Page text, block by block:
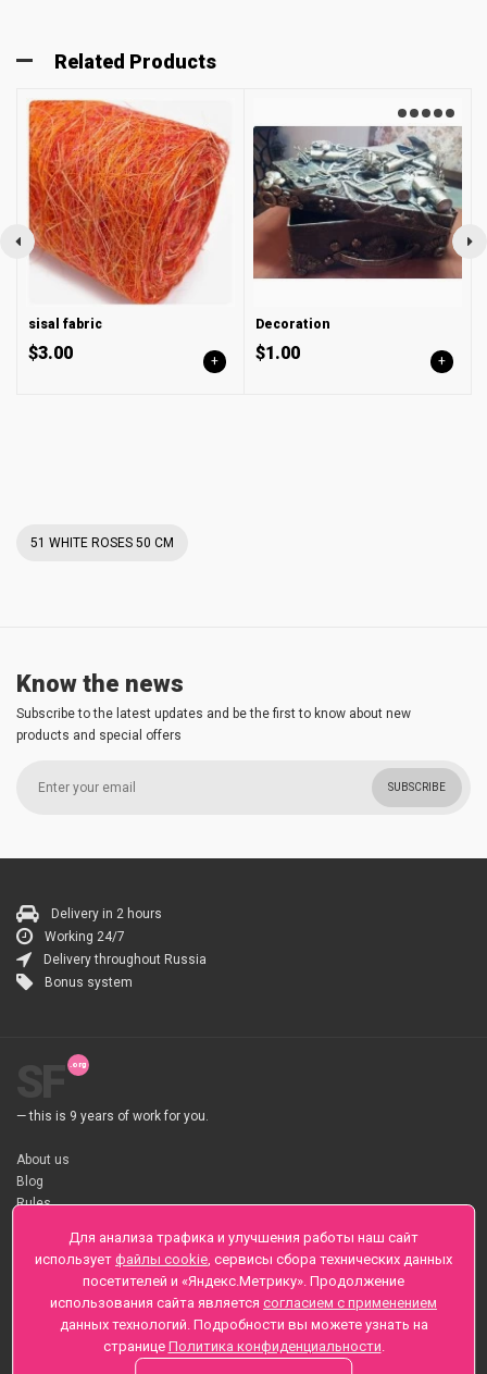
Related Products
sisal fabric
$3.00 +
Decoration
$1.00 +
51 WHITE ROSES 50 CM
Know the news
Subscribe to the latest updates and be the first to know about new
products and special offers
SUBSCRIBE
Delivery in 2 hours
Working 24/7
Delivery throughout Russia
Bonus system
— this is 9 years of work for you.
About us
Blog
Rules
About flower Delivery
Payment
Telegramm
Sankt-Peterburg, Zaozernaya 6
+7 (812) 425-01-16
Questions? Call 24 hours
Для анализа трафика и улучшения работы наш сайт
использует файлы cookie, сервисы сбора технических данных
посетителей и «Яндекс.Метрику». Продолжение
использования сайта является согласием с применением
данных технологий. Подробности вы можете узнать на
странице Политика конфиденциальности.